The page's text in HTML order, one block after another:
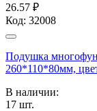
26.57 ₽
Код: 32008
Подушка
260*110*80мм,
В наличии:
17 шт.